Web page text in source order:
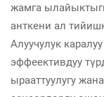
жамга
анткени ал
Алуучулук
эффеективдуу
ырааттуулугу